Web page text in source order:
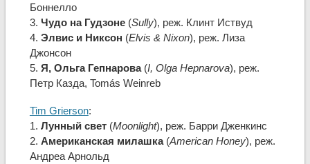
Боннелло
3. Чудо на Гудзоне(Sully), реж. Клинт Иствуд
4. Элвис и Никсон (Elvis & Nixon), реж. Лиза
Джонсон
5. Я, Ольга Гепнарова(I, Olga Hepnarova), реж.
Петр Казда, Tomás Weinreb
Tim Grierson:
1. Лунный свет(Moonlight), реж. Барри Дженкинс
2. Американская милашка(American Honey), реж.
Андреа Арнольд